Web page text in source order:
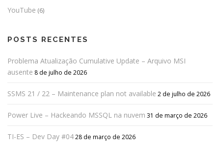
YouTube (6)
POSTS RECENTES
Problema Atualização Cumulative Update – Arquivo MSI
ausente 8 de julho de 2026
SSMS 21 / 22 – Maintenance plan not available 2 de julho de 2026
Power Live – Hackeando MSSQL na nuvem 31 de março de 2026
TI-ES – Dev Day #0428 de março de 2026